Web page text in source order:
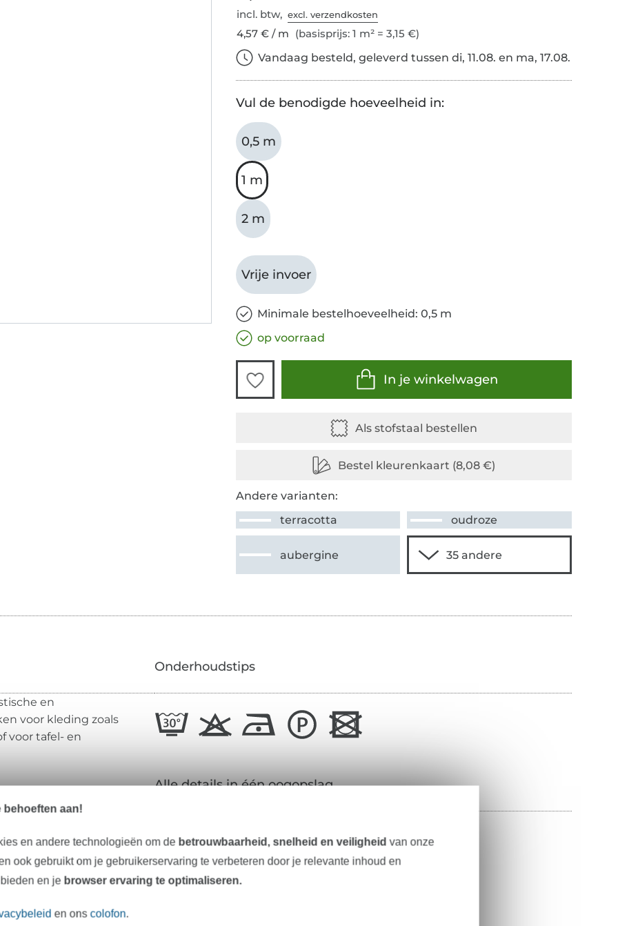
incl. btw,excl. verzendkosten
4,57 € / m (basisprijs: 1 m² = 3,15 €)
Vandaag besteld, geleverd tussen di, 11.08. en ma, 17.08.
Vul de benodigde hoeveelheid in:
0,5 m
1 m
2 m
Vrije invoer
Minimale bestelhoeveelheid: 0,5 m
op voorraad
In je winkelwagen
Andere varianten:
terracotta
oudroze
aubergine
en
voor kleding zoals
voor tafel- en
Onderhoudstips
Alle details in één oogopslag
Materiaal:
100% polyester
Breedte:
145 cm
Gewicht:
behoeften aan!
en andere technologieën om de betrouwbaarheid, snelheid en veiligheid van onze
ook gebruikt om je gebruikerservaring te verbeteren door je relevante inhoud en
en je browser ervaring te optimaliseren.
en onscolofon.